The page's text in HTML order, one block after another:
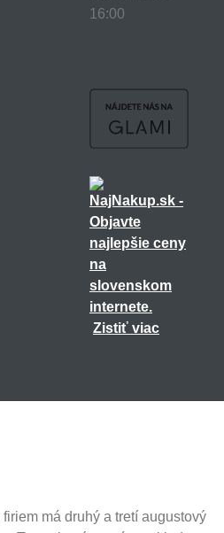
16:00
Zistiť viac
má druhý a tretí augustový